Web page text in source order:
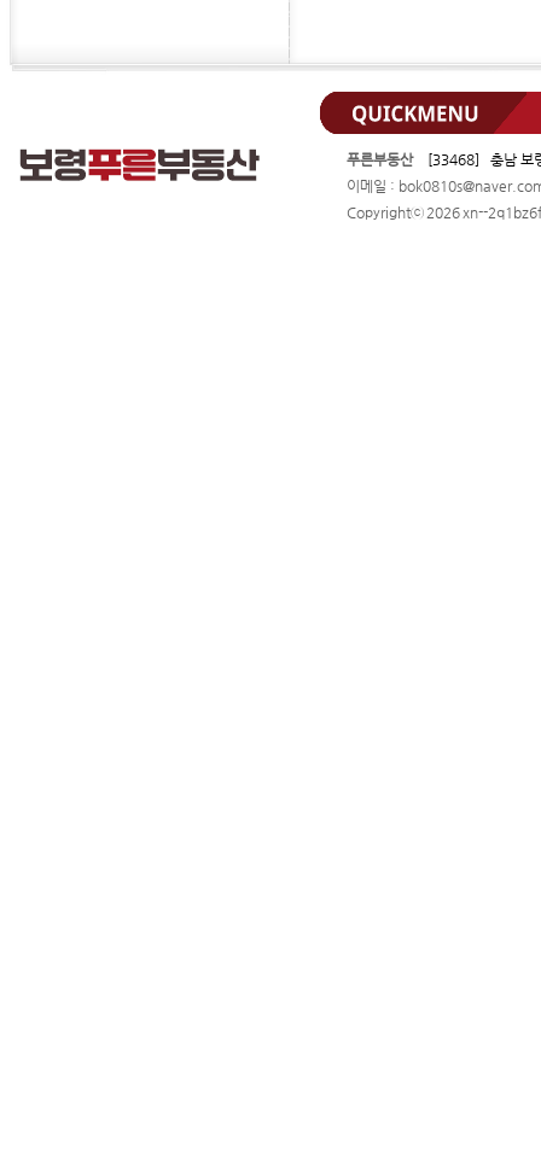
푸른부동산
[33468] 충남 보
이메일 :
Copyrightⓒ 2026 xn--